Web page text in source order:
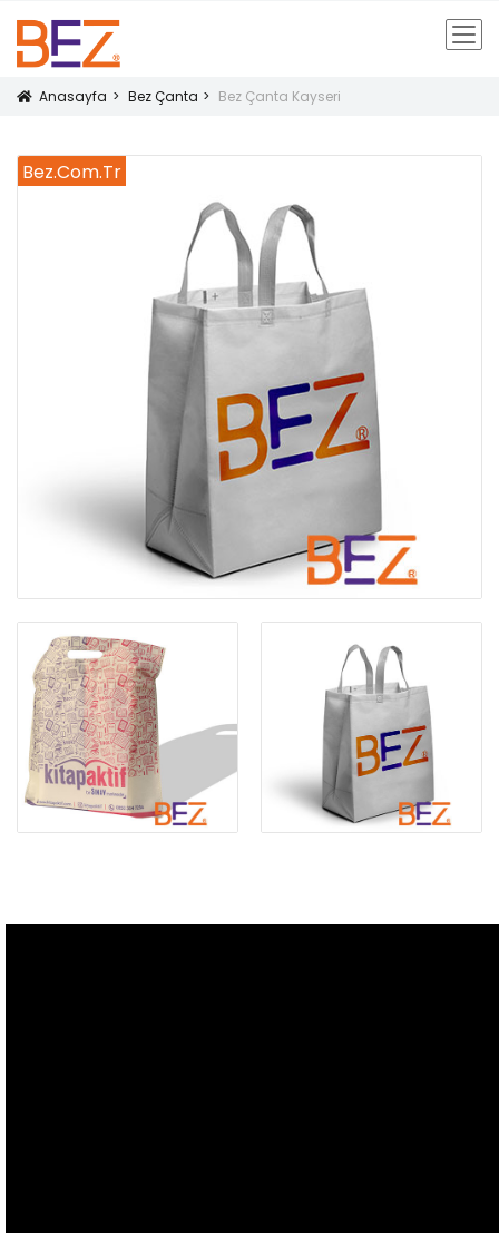
Icon
Anasayfa Bez Çanta Bez Çanta Kayseri